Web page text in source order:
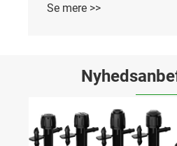
Se mere >>